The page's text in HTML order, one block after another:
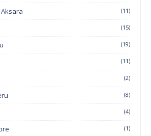
(11)
(15)
(19)
(11)
(2)
(8)
(4)
(1)